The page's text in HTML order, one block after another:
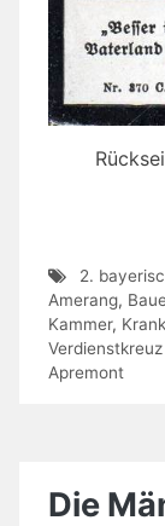
2.
Amerang,
Kammer,
Apremont
Die